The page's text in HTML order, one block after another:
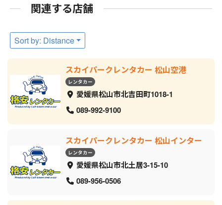
関連する店舗
Sort by: Distance
スカイパークレンタカー 松山空港
レンタカー
愛媛県松山市北吉田町1018-1
089-992-9100
スカイパークレンタカー 松山インター
レンタカー
愛媛県松山市北土居3-15-10
089-956-0506